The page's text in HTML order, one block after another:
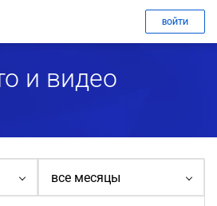
ВОЙТИ
и видео
все месяцы